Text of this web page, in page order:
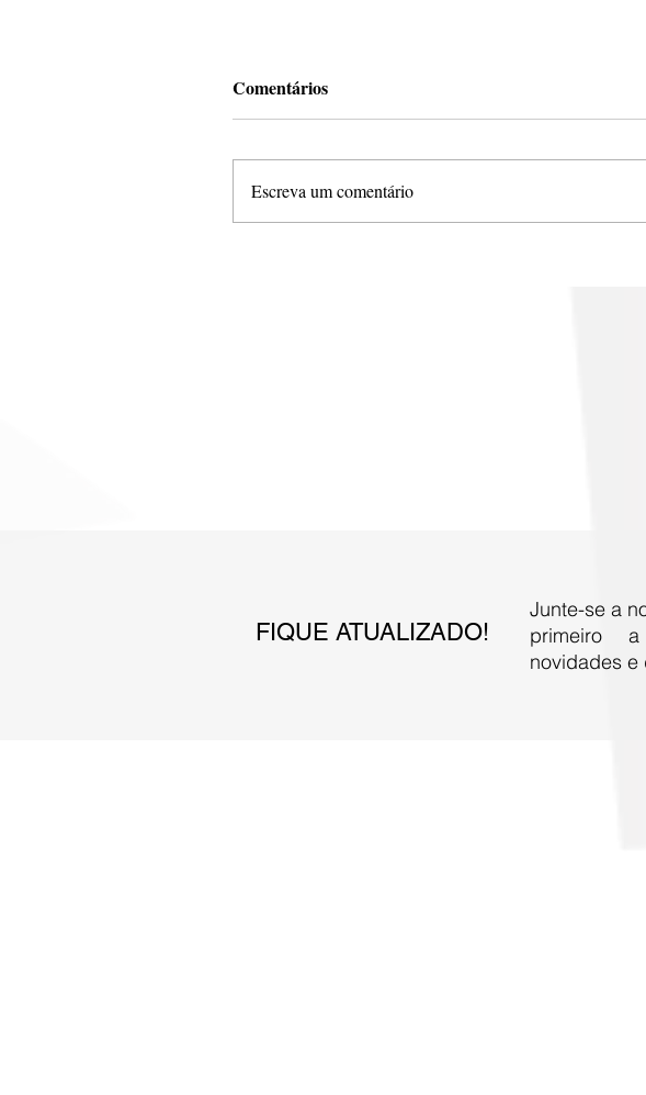
Comentários
Escreva um comentário
FIQUE ATUALIZADO!
Junte-se a
primeiro
novidades e